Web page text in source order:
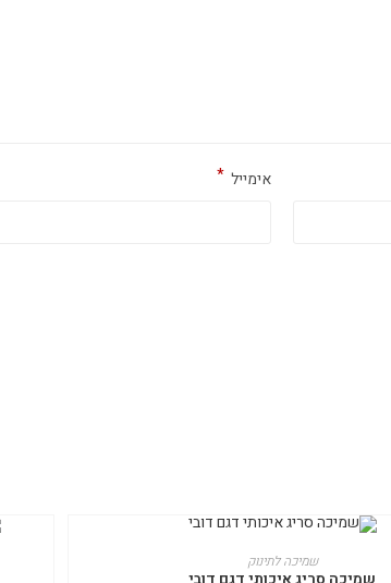
אימייל *
בחר אפשרויות
זה
יש
שמיכה לתינוק